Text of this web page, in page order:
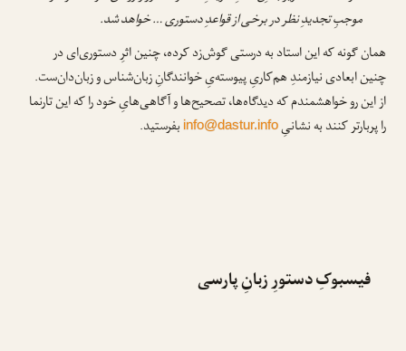
موجبِ تجدیدِ نظر در برخی از قواعدِ دستوری … خواهد شد.
همان گونه که این استاد به درستی گوش‌زد کرده، چنین اثرِ دستوری‌ای در
چنین ابعادی نیازمندِ هم‌کاریِ پیوسته‌یِ خوانندگانِ زبان‌شناس و زبان‌دان‌ست.
از این رو خواهشمندم که دیدگاه‌ها، تصحیح‌ها و آگاهی‌هایِ خود را که این تارنما
را پربارتر کنند به نشانیِinfo@dastur.info بفرستید.
فیسبوکِ دستورِ زبانِ پارسی